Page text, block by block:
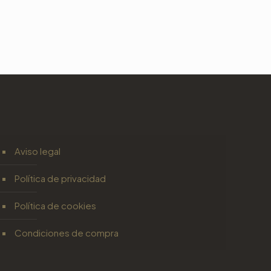
Aviso legal
Política de privacidad
Política de cookies
Condiciones de compra